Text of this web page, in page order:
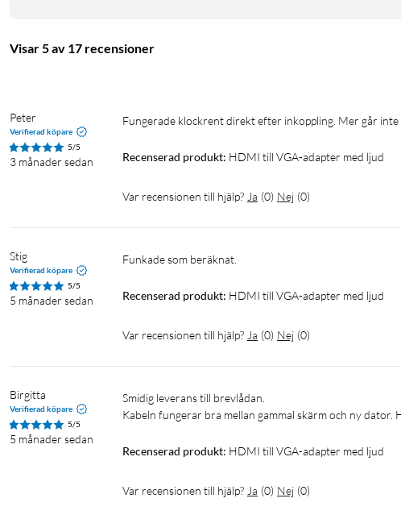
Visar 5 av 17 recensioner
Peter
Verifierad köpare
5/5
3 månader sedan
Fungerade klockrent direkt efter inkoppling. Mer går inte
Recenserad produkt: HDMI till VGA-adapter med ljud
Var recensionen till hjälp? Ja (0) Nej (0)
Stig
Verifierad köpare
5/5
5 månader sedan
Funkade som beräknat.
Recenserad produkt: HDMI till VGA-adapter med ljud
Var recensionen till hjälp? Ja (0) Nej (0)
Birgitta
Verifierad köpare
5/5
5 månader sedan
Smidig leverans till brevlådan.
Kabeln fungerar bra mellan gammal skärm och ny
Recenserad produkt: HDMI till VGA-adapter med ljud
Var recensionen till hjälp? Ja (0) Nej (0)